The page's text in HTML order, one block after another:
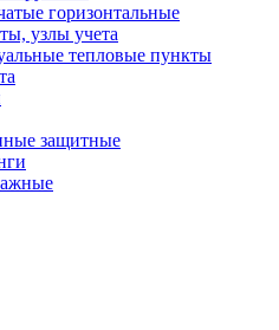
горизонтальные
узлы учета
тепловые пункты
защитные